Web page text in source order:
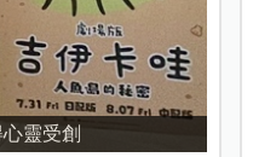
理準備度